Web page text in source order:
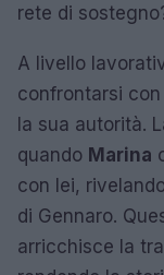
rete di
A livello
confrontarsi
la sua autorità.
quando Marina
con lei,
di Gennaro.
arricchisce la